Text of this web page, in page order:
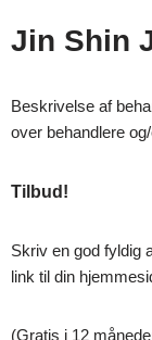
Jin Shin
Beskrivelse af
over behandlere
Tilbud!
Skriv en god fyldig
link til din
(Gratis i 12